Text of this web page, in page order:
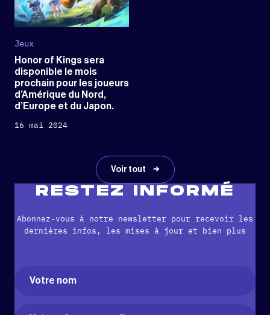
Jeux
Honor of Kings sera
disponible le mois
prochain pour les joueurs
d’Amérique du Nord,
d’Europe et du Japon.
16 mai 2024
Voir tout
RESTEZ INFORMÉ
Abonnez-vous à notre newsletter pour recevoir les
dernières infos, les mises à jour et bien plus
Name